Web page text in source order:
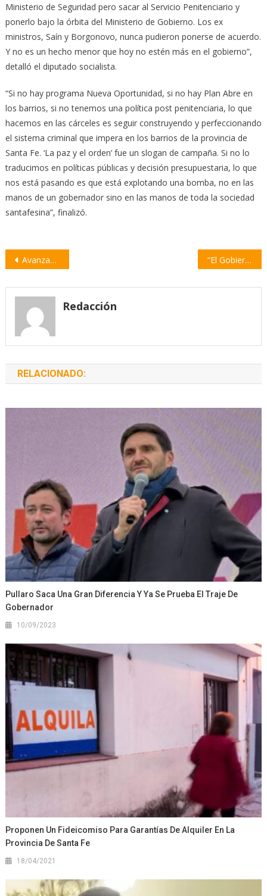
Ministerio de Seguridad pero sacar al Servicio Penitenciario y
ponerlo bajo la órbita del Ministerio de Gobierno. Los ex
ministros, Saín y Borgonovo, nunca pudieron ponerse de acuerdo.
Y no es un hecho menor que hoy no estén más en el gobierno”,
detalló el diputado socialista.
“Si no hay programa Nueva Oportunidad, si no hay Plan Abre en
los barrios, si no tenemos una política post penitenciaria, lo que
hacemos en las cárceles es seguir construyendo y perfeccionando
el sistema criminal que impera en los barrios de la provincia de
Santa Fe. ‘La paz y el orden’ fue un slogan de campaña. Si no lo
traducimos en políticas públicas y decisión presupuestaria, lo que
nos está pasando es que está explotando una bomba, no en las
manos de un gobernador sino en las manos de toda la sociedad
santafesina”, finalizó.
Navegación
entradas
Avanzan en una nueva etapa para la aplicación efectiva de la Ley de Talles “El Gobierno nacional sigue pensando al campo como una estancia del siglo pasado”
Redacción
RELACIONADO:
Pullaro Saca Una Gran Diferencia Y Ya Se Prueba El Traje De
Gobernador
10/09/2023
Proponen Un Fideicomiso Para Garantías De Alquiler En La
Provincia De Santa Fe
18/04/2021